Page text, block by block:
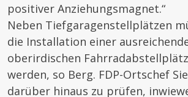
positiver Anziehungsmagnet.“
Neben Tiefgaragenstellplätzen
die Installation einer
oberirdischen
werden, so Berg. FDP-Ortschef
darüber hinaus zu prüfen,